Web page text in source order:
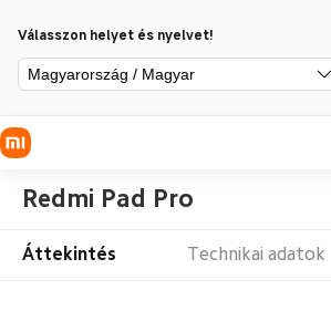
Válasszon helyet és nyelvet!
Magyarország / Magyar
Redmi Pad Pro
Áttekintés Technikai adatok